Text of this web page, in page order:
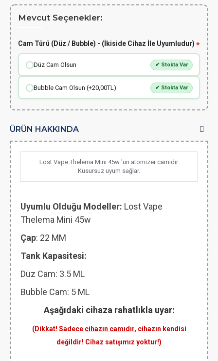
Mevcut Seçenekler:
Cam Türü (Düz / Bubble) - (İkiside Cihaz İle Uyumludur)
Düz Cam Olsun ✔ Stokta Var
Bubble Cam Olsun (+20,00TL) ✔ Stokta Var
ÜRÜN HAKKINDA
Lost Vape Thelema Mini 45w 'un atomizer camıdır.
Kusursuz uyum sağlar.
Uyumlu Olduğu Modeller: Lost Vape
Thelema Mini 45w
Çap: 22 MM
Tank Kapasitesi:
Düz Cam: 3.5 ML
Bubble Cam: 5 ML
Aşağıdaki cihaza rahatlıkla uyar:
(Dikkat! Sadece cihazın camıdır, cihazın kendisi
değildir! Cihaz satışımız yoktur!)